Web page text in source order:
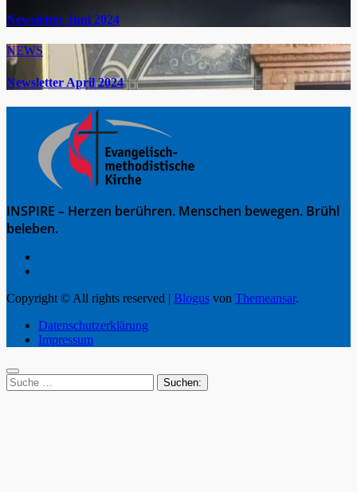
Newsletter Juni 2024
NEWS
Newsletter April 2024
INSPIRE – Herzen berühren. Menschen bewegen. Brühl
beleben.
Copyright © All rights reserved | Blogus von Themeansar.
Datenschutzerklärung
Impressum
Suche
nach: